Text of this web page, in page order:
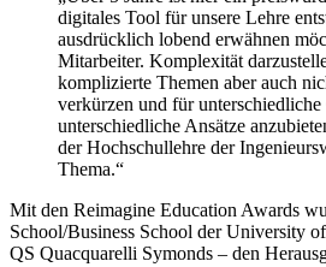
digitales Tool für unsere Lehre
ausdrücklich lobend erwähnen
Mitarbeiter. Komplexität
komplizierte Themen aber auch
verkürzen und für unterschiedliche
unterschiedliche Ansätze
der Hochschullehre der
Thema.“
Mit den Reimagine Education Awards
School/Business School der University
QS Quacquarelli Symonds – den